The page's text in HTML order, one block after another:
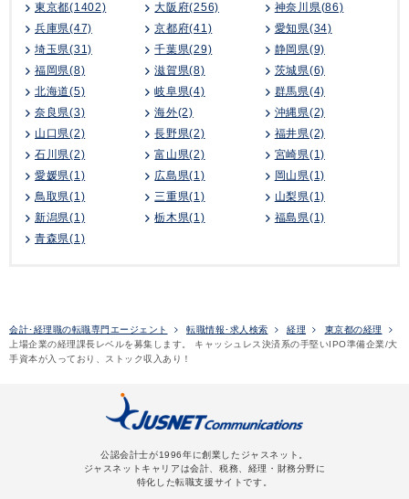
東京都(1402) 大阪府(256)
神奈川県(86)
兵庫県(47)
京都府(41)
愛知県(34)
埼玉県(31)
千葉県(29)
静岡県(9)
福岡県(8)
滋賀県(8)
茨城県(6)
北海道(5)
岐阜県(4)
群馬県(4)
奈良県(3)
海外(2)
沖縄県(2)
山口県(2)
長野県(2)
福井県(2)
石川県(2)
富山県(2)
宮崎県(1)
愛媛県(1)
広島県(1)
岡山県(1)
鳥取県(1)
三重県(1)
山梨県(1)
新潟県(1)
栃木県(1)
福島県(1)
青森県(1)
会計･経理職の転職専門エージェント 転職情報･求人検索 経理
東京都の経理
上場企業の経理課長レベルを募集します。 キャッシュレス決済系の手堅いIPO準備企業/大
手資本が入っており、ストック収入あり！
公認会計士が1996年に創業したジャスネット。
ジャスネットキャリアは会計、税務、経理・財務分野に
特化した転職支援サイトです。